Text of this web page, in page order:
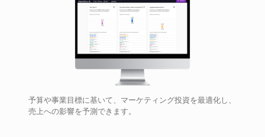
予算や事業目標に基いて、マーケティング投資を最適化し、
売上への影響を予測できます。